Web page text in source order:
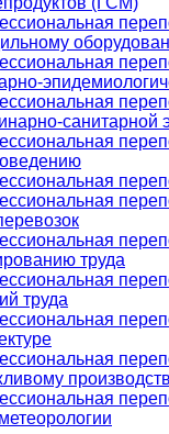
санитарной
труда
труда